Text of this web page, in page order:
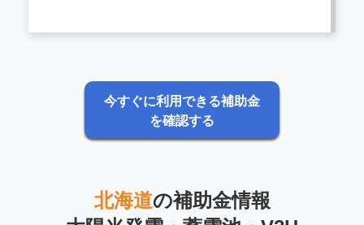
今すぐに利用できる補助金
を確認する
北海道の補助金情報